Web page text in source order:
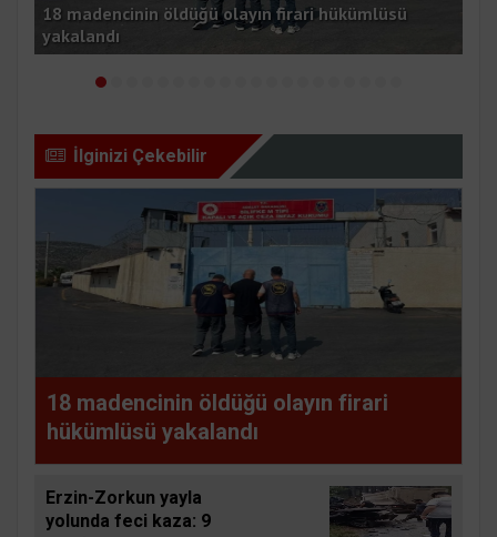
18 madencinin öldüğü olayın firari hükümlüsü
yakalandı
İlginizi Çekebilir
18 madencinin öldüğü olayın firari
hükümlüsü yakalandı
Erzin-Zorkun yayla
yolunda feci kaza: 9